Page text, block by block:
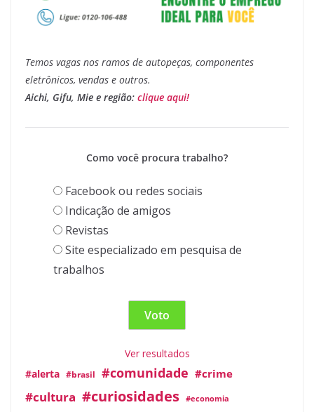
Temos vagas nos ramos de autopeças, componentes
eletrônicos, vendas e outros.
Aichi, Gifu, Mie e região: clique aqui!
Como você procura trabalho?
Facebook ou redes sociais
Indicação de amigos
Revistas
Site especializado em pesquisa de
trabalhos
Ver resultados
#alerta #brasil #comunidade #crime
#cultura #curiosidades #economia